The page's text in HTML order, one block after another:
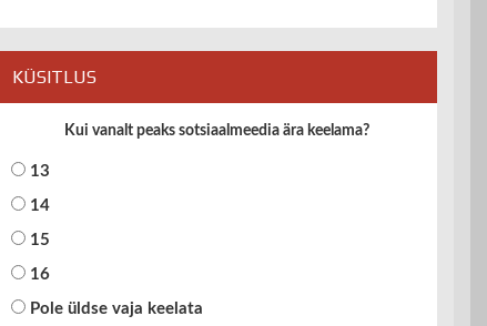
KÜSITLUS
Kui vanalt peaks sotsiaalmeedia ära keelama?
13
14
15
16
Pole üldse vaja keelata